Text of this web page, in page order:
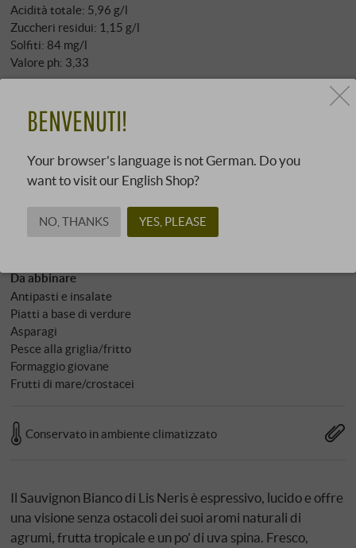
Acidità totale: 5,96 g/l
Zuccheri residui: 1,15 g/l
Solfiti: 84 mg/l
Valore ph: 3,33
Informazioni nutrizionali per 100 ml
Energia in kJ: 330 kJ
Fruttato/sentori di frutta a bacca rossa o bianca/succoso
Da abbinare
Antipasti e insalate
Piatti a base di verdure
Asparagi
Pesce alla griglia/fritto
Formaggio giovane
Frutti di mare/crostacei
Conservato in ambiente climatizzato
Il Sauvignon Bianco di Lis Neris è espressivo, lucido e offre
una visione senza ostacoli dei suoi aromi naturali di
agrumi, frutta tropicale e un po' di uva spina. Fresco,
BENVENUTI!
Your browser's language is not German. Do you
want to visit our English Shop?
NO, THANKS YES, PLEASE